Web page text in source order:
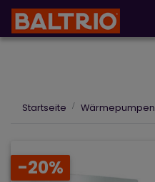
Startseite Wärmepumpen
-20%